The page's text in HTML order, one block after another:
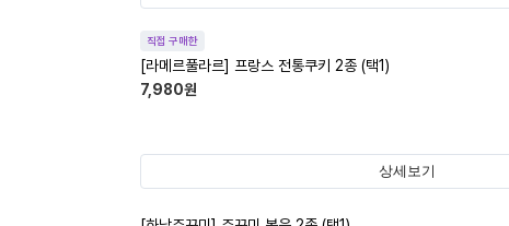
직접 구매한
[라메르풀라르] 프랑스 전통쿠키 2종 (택1)
7,980원
상세보기